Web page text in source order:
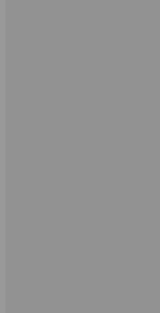
علاء عبدالفتاح
الالواح الخشبية